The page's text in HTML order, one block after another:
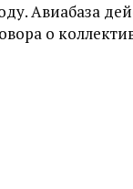
Авиабаза
о